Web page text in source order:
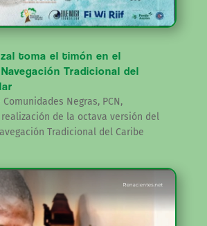
toma el timón en el
Tradicional del
Comunidades Negras, PCN,
de la octava versión del
Tradicional del Caribe